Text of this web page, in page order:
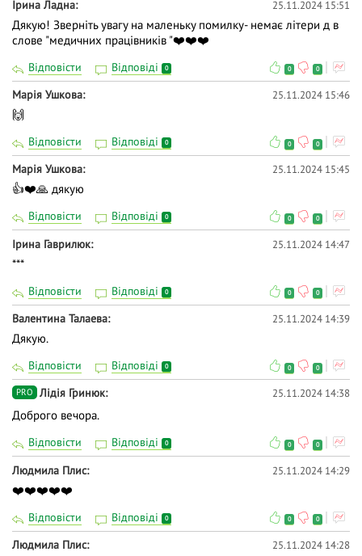
Iрина Ладна 25.11.2024 15:51
Дякую! Зверніть увагу на маленьку помилку- немає літери д в
слове "медичних працівників "❤️❤️❤️
Відповісти Відповіді 0 0 0
Марія Ушкова 25.11.2024 15:46
🙌
Відповісти Відповіді 0 0 0
Марія Ушкова 25.11.2024 15:45
👍❤️🙏 дякую
Відповісти Відповіді 0 0 0
Ірина Гаврилюк 25.11.2024 14:47
***
Відповісти Відповіді 0 0 0
Валентина Талаева 25.11.2024 14:39
Дякую.
Відповісти Відповіді 0 0 0
PRO Лідія Гринюк 25.11.2024 14:38
Доброго вечора.
Відповісти Відповіді 0 0 0
Людмила Плис 25.11.2024 14:29
❤️❤️❤️❤️❤️
Відповісти Відповіді 0 0 0
Людмила Плис 25.11.2024 14:28